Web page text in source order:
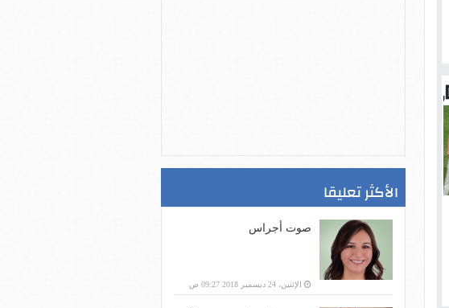
الأكثر تعليقا
صوت أجراس
الإثنين، 24 ديسمبر 2018 09:27 ص